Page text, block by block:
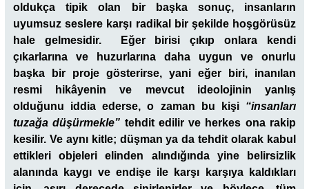
oldukça tipik olan bir başka sonuç, insanların
uyumsuz seslere karşı radikal bir şekilde hoşgörüsüz
hale gelmesidir. Eğer birisi çıkıp onlara kendi
çıkarlarına ve huzurlarına daha uygun ve onurlu
başka bir proje gösterirse, yani eğer biri, inanılan
resmi hikâyenin ve mevcut ideolojinin yanlış
olduğunu iddia ederse, o zaman bu kişi “insanları
tuzağa düşürmekle” tehdit edilir ve herkes ona rakip
kesilir. Ve aynı kitle; düşman ya da tehdit olarak kabul
ettikleri objeleri elinden alındığında yine belirsizlik
alanında kaygı ve endişe ile karşı karşıya kaldıkları